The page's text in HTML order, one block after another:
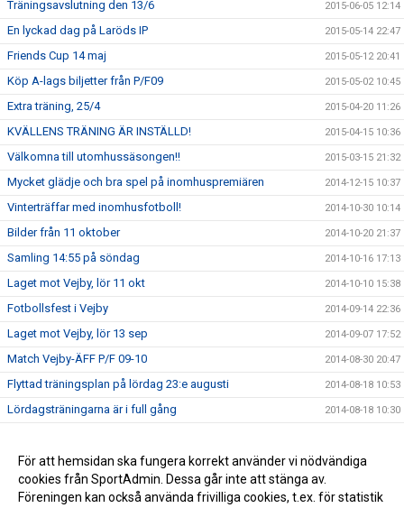
Träningsavslutning den 13/6 2015-06-05 12:14
En lyckad dag på Laröds IP 2015-05-14 22:47
Friends Cup 14 maj 2015-05-12 20:41
Köp A-lags biljetter från P/F09 2015-05-02 10:45
Extra träning, 25/4 2015-04-20 11:26
KVÄLLENS TRÄNING ÄR INSTÄLLD! 2015-04-15 10:36
Välkomna till utomhussäsongen!! 2015-03-15 21:32
Mycket glädje och bra spel på inomhuspremiären 2014-12-15 10:37
Vinterträffar med inomhusfotboll! 2014-10-30 10:14
Bilder från 11 oktober 2014-10-20 21:37
Samling 14:55 på söndag 2014-10-16 17:13
Laget mot Vejby, lör 11 okt 2014-10-10 15:38
Fotbollsfest i Vejby 2014-09-14 22:36
Laget mot Vejby, lör 13 sep 2014-09-07 17:52
Match Vejby-ÄFF P/F 09-10 2014-08-30 20:47
Flyttad träningsplan på lördag 23:e augusti 2014-08-18 10:53
Lördagsträningarna är i full gång 2014-08-18 10:30
Ändrad träningstid 2014-06-07 19:27
P/F09-10 spelar fotboll 2014-05-28 09:16
För att hemsidan ska fungera korrekt använder vi nödvändiga
cookies från SportAdmin. Dessa går inte att stänga av.
Föreningen kan också använda frivilliga cookies, t.ex. för statistik